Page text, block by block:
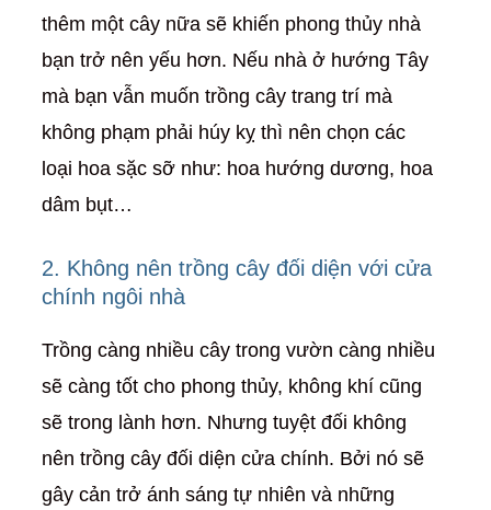
thêm một cây nữa sẽ khiến phong thủy nhà
bạn trở nên yếu hơn. Nếu nhà ở hướng Tây
mà bạn vẫn muốn trồng cây trang trí mà
không phạm phải húy kỵ thì nên chọn các
loại hoa sặc sỡ như: hoa hướng dương, hoa
dâm bụt…
2. Không nên trồng cây đối diện với cửa
chính ngôi nhà
Trồng càng nhiều cây trong vườn càng nhiều
sẽ càng tốt cho phong thủy, không khí cũng
sẽ trong lành hơn. Nhưng tuyệt đối không
nên trồng cây đối diện cửa chính. Bởi nó sẽ
gây cản trở ánh sáng tự nhiên và những